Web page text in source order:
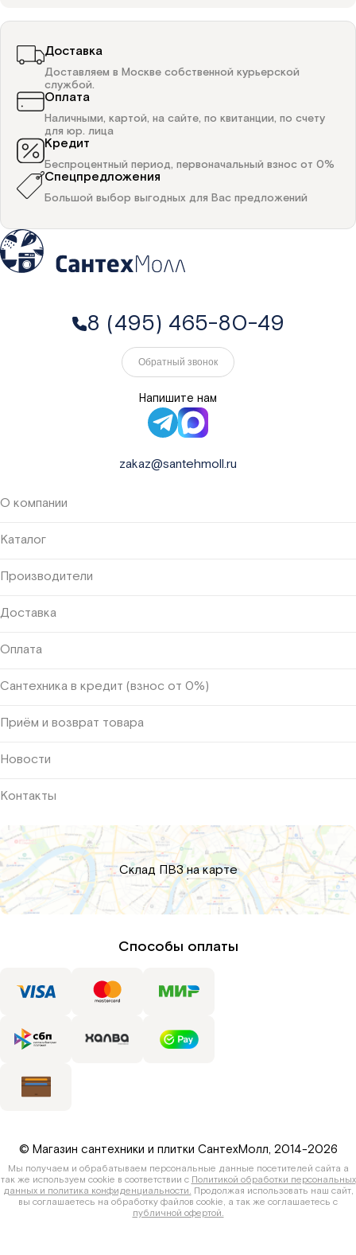
Доставка
Доставляем в Москве собственной курьерской
службой.
Оплата
Наличными, картой, на сайте, по квитанции, по счету
для юр. лица
Кредит
Беспроцентный период, первоначальный взнос от 0%
Спецпредложения
Большой выбор выгодных для Вас предложений
О компании
Каталог
Производители
Доставка
Оплата
Сантехника в кредит (взнос от 0%)
Приём и возврат товара
Новости
Контакты
8 (495) 465-80-49
Обратный звонок
Напишите нам
zakaz@santehmoll.ru
Склад ПВЗна карте
Способы оплаты
© Магазин сантехники и плитки СантехМолл, 2014-2026
Мы получаем и обрабатываем персональные данные посетителей сайта а
так же используем cookie в соответствии с Политикой обработки персональных
данных и политика конфиденциальности. Продолжая использовать наш сайт,
вы соглашаетесь на обработку файлов cookie, а так же соглашаетесь с
публичной офертой.